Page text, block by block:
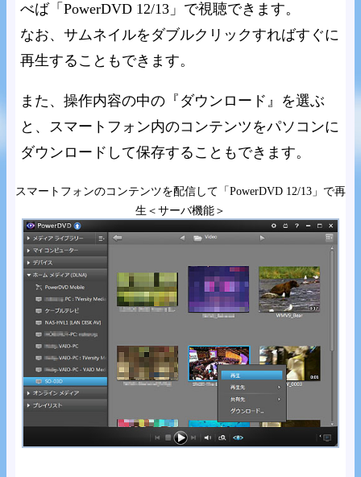
べば「PowerDVD 12/13」で視聴できます。
なお、サムネイルをダブルクリックすればすぐに
再生することもできます。
また、操作内容の中の『ダウンロード』を選ぶ
と、スマートフォン内のコンテンツをパソコンに
ダウンロードして保存することもできます。
スマートフォンのコンテンツを配信して「PowerDVD 12/13」で再
生＜サーバ機能＞